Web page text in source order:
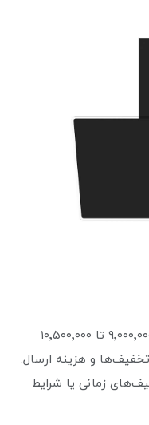
•قیمت این مدل در بازار ایران در حدود ۹٬۰۰۰٬۰۰۰ تا ۱۰٬۵۰۰٬۰۰۰
و هزینه ارسال.
زمانی یا شرایط